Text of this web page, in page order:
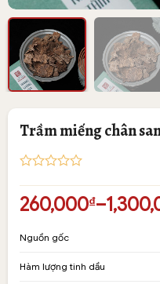
Trầm miếng chân
đánh giá
260,000₫–
Khoảng
từ
260,000₫
Nguồn gốc
Hàm lượng tinh dầu